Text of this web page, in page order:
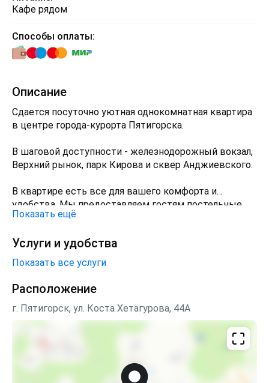
Кафе рядом
Способы оплаты:
Описание
Сдается посуточно уютная однокомнатная квартира
в центре города-курорта Пятигорска.
В шаговой доступности - железнодорожный вокзал,
Верхний рынок, парк Кирова и сквер Анджиевского.
В квартире есть все для вашего комфорта и
удобства. Мы предоставляем гостям постельные
принадлежности, полотенца, средства гигиены.
Курение запрещено в помещении, но разрешено на
балконе.
Показать ещё
Услуги и удобства
Показать все услуги
Расположение
г. Пятигорск, ул. Коста Хетагурова, 44А